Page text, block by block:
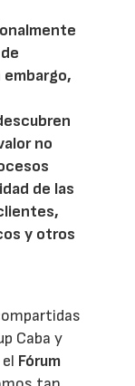
no
de las
y otros
Caba y
Fórum